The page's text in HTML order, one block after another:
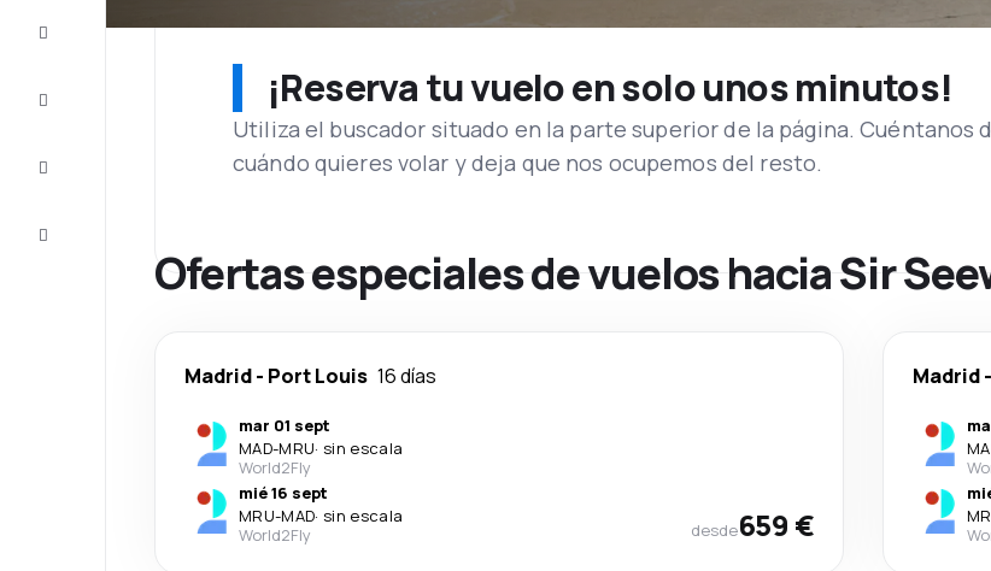
Ofertas
¡Reserva tu vuelo en solo unos minutos!
Utiliza el buscador situado en la parte superior de la página. Cuéntanos
cuándo quieres volar y deja que nos ocupemos del resto.
Ofertas especiales de vuelos hacia Sir
Madrid- Port Louis 16 días
mar 01 sept
MAD-MRU· sin escala
World2Fly
mié 16 sept
MRU-MAD· sin escala
World2Fly
desde659 €
Madrid-